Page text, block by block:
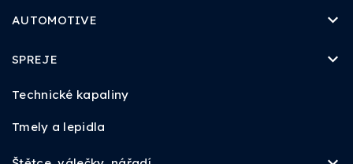
AUTOMOTIVE
SPREJE
Technické kapaliny
Tmely a lepidla